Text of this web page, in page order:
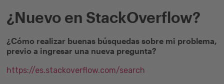
¿Nuevo en StackOverflow?
¿Cómo realizar buenas búsquedas sobre mi problema,
previo a ingresar una nueva pregunta?
https://es.stackoverflow.com/search